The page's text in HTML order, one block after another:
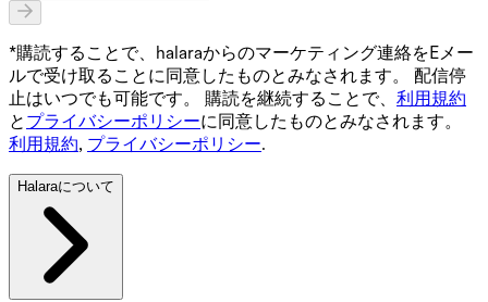
*購読することで、halaraからのマーケティング連絡をEメー
ルで受け取ることに同意したものとみなされます。 配信停
止はいつでも可能です。 購読を継続することで、 利用規約
と プライバシーポリシーに同意したものとみなされます。
利用規約, プライバシーポリシー.
Halaraについて